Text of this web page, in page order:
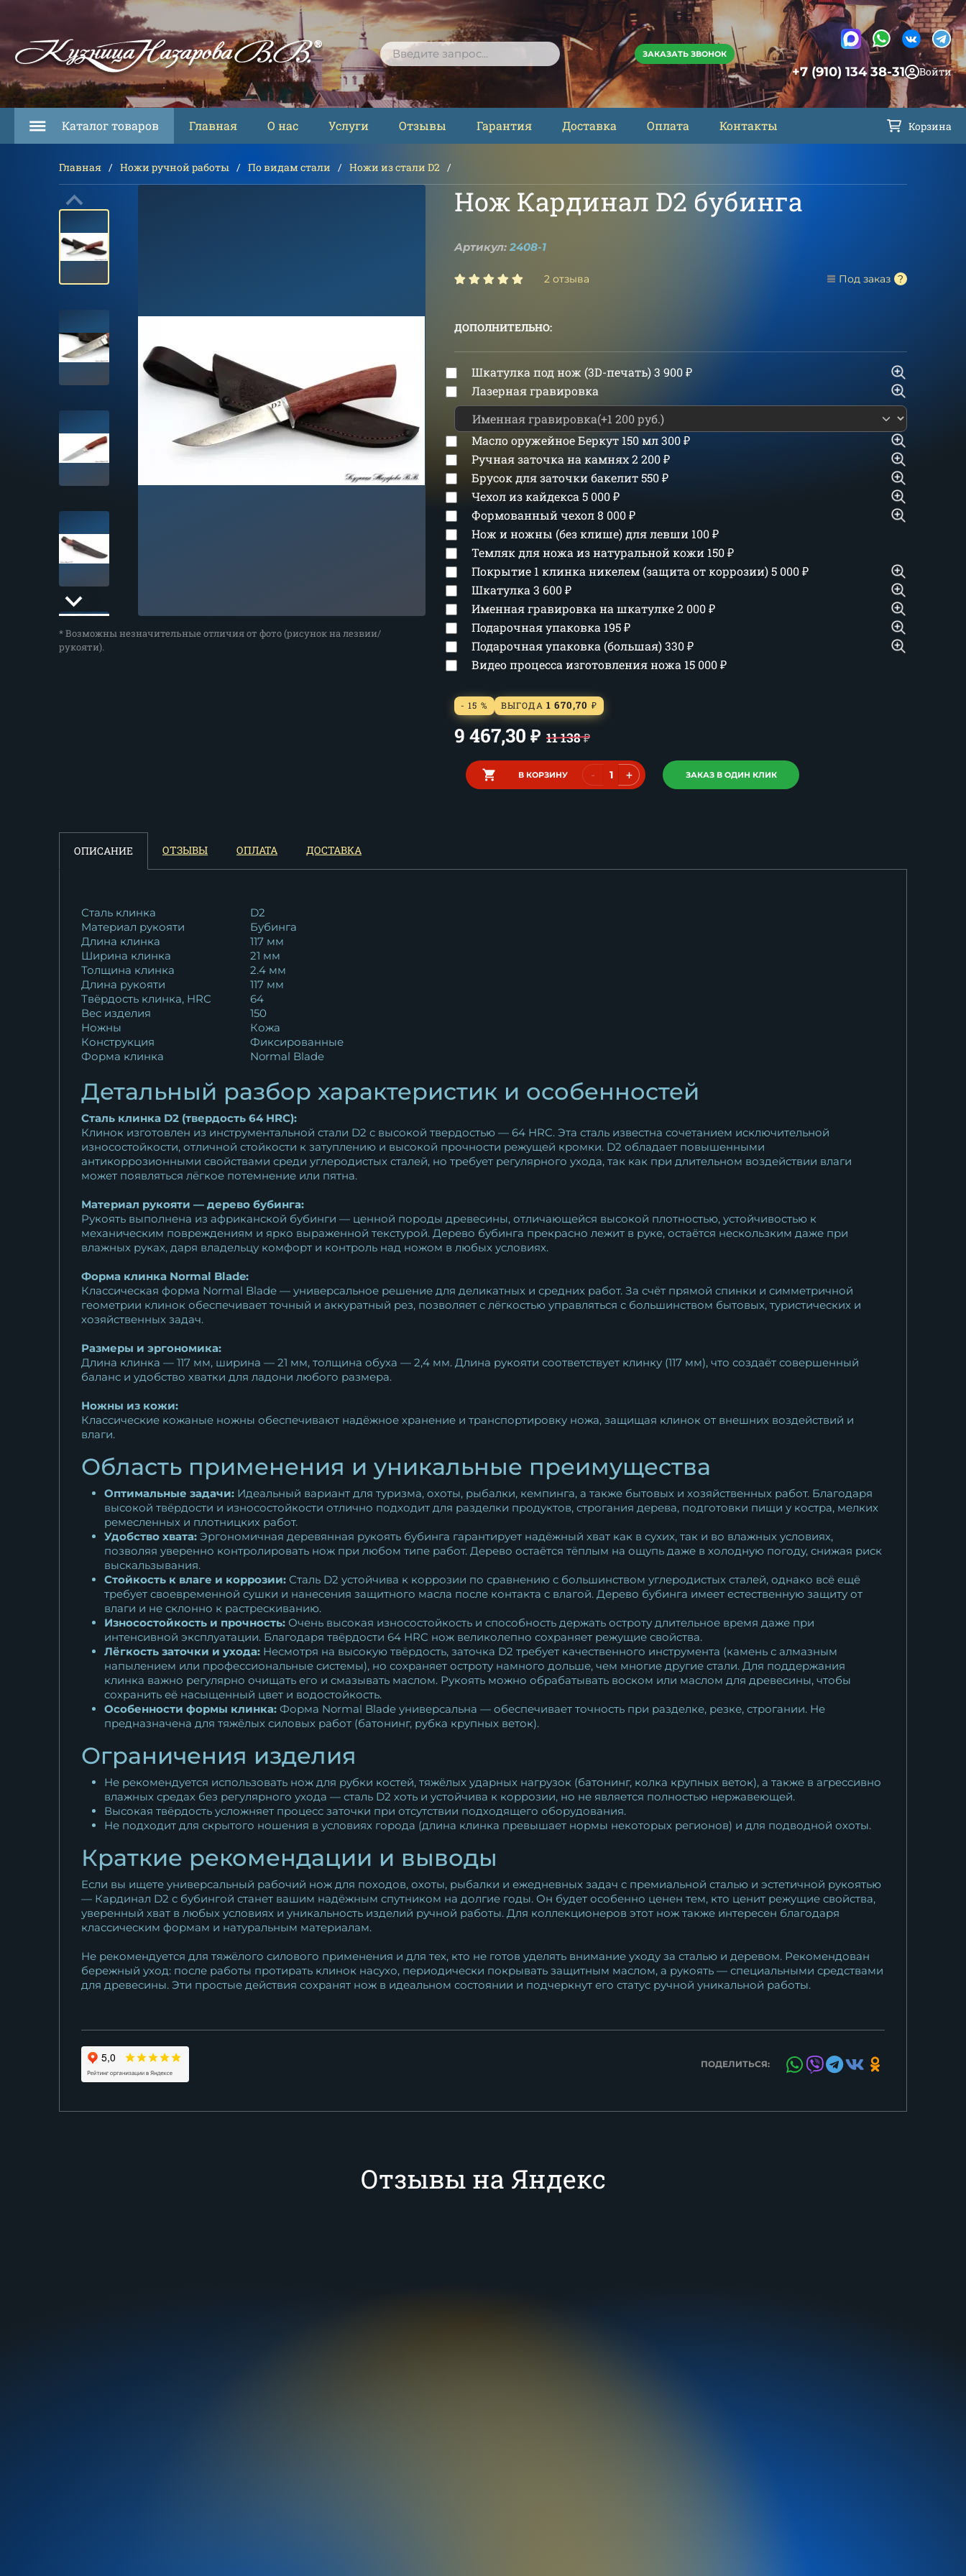
ПОИСК ЗАКАЗАТЬ ЗВОНОК
+7 (910) 134 38-31 Войти
Каталог товаров Главная О нас Услуги Отзывы Гарантия Доставка Оплата Контакты Корзина
Главная Ножи ручной работы По видам стали Ножи из стали D2
* Возможны незначительные отличия от фото (рисунок на лезвии/
рукояти).
Нож Кардинал D2 бубинга
Артикул: 2408-1
2 отзыва Под заказ
ДОПОЛНИТЕЛЬНО:
Шкатулка под нож (3D-печать)3 900₽
Лазерная гравировка
Масло оружейное Беркут 150 мл300₽
Ручная заточка на камнях2 200₽
Брусок для заточки бакелит550₽
Чехол из кайдекса 5 000₽
Формованный чехол8 000₽
Нож и ножны (без клише) для левши 100₽
Темляк для ножа из натуральной кожи 150₽
Покрытие 1 клинка никелем (защита от коррозии)5 000₽
Шкатулка 3 600₽
Именная гравировка на шкатулке2 000₽
Подарочная упаковка 195₽
Подарочная упаковка (большая)330₽
Видео процесса изготовления ножа 15 000₽
- 15 % ВЫГОДА 1 670,70 ₽
9 467,30 ₽ 11 138₽
В КОРЗИНУ - + ЗАКАЗ В ОДИН КЛИК
ОПИСАНИЕ ОТЗЫВЫ ОПЛАТА ДОСТАВКА
Сталь клинка
D2
Материал рукояти
Бубинга
Длина клинка
117 мм
Ширина клинка
21 мм
Толщина клинка
2.4 мм
Длина рукояти
117 мм
Твёрдость клинка, HRC
64
Вес изделия
150
Ножны
Кожа
Конструкция
Фиксированные
Форма клинка
Normal Blade
Детальный разбор характеристик и особенностей
Сталь клинка D2 (твердость 64 HRC):
Клинок изготовлен из инструментальной стали D2 с высокой твердостью — 64 HRC. Эта сталь известна сочетанием исключительной
износостойкости, отличной стойкости к затуплению и высокой прочности режущей кромки. D2 обладает повышенными
антикоррозионными свойствами среди углеродистых сталей, но требует регулярного ухода, так как при длительном воздействии влаги
может появляться лёгкое потемнение или пятна.
Материал рукояти — дерево бубинга:
Рукоять выполнена из африканской бубинги — ценной породы древесины, отличающейся высокой плотностью, устойчивостью к
механическим повреждениям и ярко выраженной текстурой. Дерево бубинга прекрасно лежит в руке, остаётся нескользким даже при
влажных руках, даря владельцу комфорт и контроль над ножом в любых условиях.
Форма клинка Normal Blade:
Классическая форма Normal Blade — универсальное решение для деликатных и средних работ. За счёт прямой спинки и симметричной
геометрии клинок обеспечивает точный и аккуратный рез, позволяет с лёгкостью управляться с большинством бытовых, туристических и
хозяйственных задач.
Размеры и эргономика:
Длина клинка — 117 мм, ширина — 21 мм, толщина обуха — 2,4 мм. Длина рукояти соответствует клинку (117 мм), что создаёт совершенный
баланс и удобство хватки для ладони любого размера.
Ножны из кожи:
Классические кожаные ножны обеспечивают надёжное хранение и транспортировку ножа, защищая клинок от внешних воздействий и
влаги.
Область применения и уникальные преимущества
Оптимальные задачи: Идеальный вариант для туризма, охоты, рыбалки, кемпинга, а также бытовых и хозяйственных работ. Благодаря
высокой твёрдости и износостойкости отлично подходит для разделки продуктов, строгания дерева, подготовки пищи у костра, мелких
ремесленных и плотницких работ.
Удобство хвата: Эргономичная деревянная рукоять бубинга гарантирует надёжный хват как в сухих, так и во влажных условиях,
позволяя уверенно контролировать нож при любом типе работ. Дерево остаётся тёплым на ощупь даже в холодную погоду, снижая риск
выскальзывания.
Стойкость к влаге и коррозии: Сталь D2 устойчива к коррозии по сравнению с большинством углеродистых сталей, однако всё ещё
требует своевременной сушки и нанесения защитного масла после контакта с влагой. Дерево бубинга имеет естественную защиту от
влаги и не склонно к растрескиванию.
Износостойкость и прочность: Очень высокая износостойкость и способность держать остроту длительное время даже при
интенсивной эксплуатации. Благодаря твёрдости 64 HRC нож великолепно сохраняет режущие свойства.
Лёгкость заточки и ухода: Несмотря на высокую твёрдость, заточка D2 требует качественного инструмента (камень с алмазным
напылением или профессиональные системы), но сохраняет остроту намного дольше, чем многие другие стали. Для поддержания
клинка важно регулярно очищать его и смазывать маслом. Рукоять можно обрабатывать воском или маслом для древесины, чтобы
сохранить её насыщенный цвет и водостойкость.
Особенности формы клинка: Форма Normal Blade универсальна — обеспечивает точность при разделке, резке, строгании. Не
предназначена для тяжёлых силовых работ (батонинг, рубка крупных веток).
Ограничения изделия
Не рекомендуется использовать нож для рубки костей, тяжёлых ударных нагрузок (батонинг, колка крупных веток), а также в агрессивно
влажных средах без регулярного ухода — сталь D2 хоть и устойчива к коррозии, но не является полностью нержавеющей.
Высокая твёрдость усложняет процесс заточки при отсутствии подходящего оборудования.
Не подходит для скрытого ношения в условиях города (длина клинка превышает нормы некоторых регионов) и для подводной охоты.
Краткие рекомендации и выводы
Если вы ищете универсальный рабочий нож для походов, охоты, рыбалки и ежедневных задач с премиальной сталью и эстетичной рукоятью
— Кардинал D2 с бубингой станет вашим надёжным спутником на долгие годы. Он будет особенно ценен тем, кто ценит режущие свойства,
уверенный хват в любых условиях и уникальность изделий ручной работы. Для коллекционеров этот нож также интересен благодаря
классическим формам и натуральным материалам.
Не рекомендуется для тяжёлого силового применения и для тех, кто не готов уделять внимание уходу за сталью и деревом. Рекомендован
бережный уход: после работы протирать клинок насухо, периодически покрывать защитным маслом, а рукоять — специальными средствами
для древесины. Эти простые действия сохранят нож в идеальном состоянии и подчеркнут его статус ручной уникальной работы.
ПОДЕЛИТЬСЯ:
Отзывы на Яндекс